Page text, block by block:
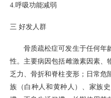
4. 呼吸功能减弱
三 好发人群
骨质疏松症可发生于任何年
性。主要病因包括雌激素因素、
乏力、骨折和脊柱变形；日常危
族（白种人和黄种人）、家族